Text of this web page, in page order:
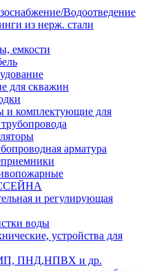
Водоотведение
из нерж. стали
емкости
для скважин
и комплектующие для
арматура
и регулирующая
воды
устройства для
ПНД,НПВХ и др.